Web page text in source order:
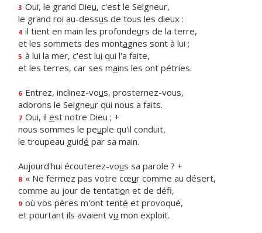
3 Oui, le grand Dieu, c'est le Seigneur,
le grand roi au-dessus de tous les dieux :
4 il tient en main les profondeurs de la terre,
et les sommets des montagnes sont à lui ;
5 à lui la mer, c'est lui qui l'a faite,
et les terres, car ses mains les ont pétries.
6 Entrez, inclinez-vous, prosternez-vous,
adorons le Seigneur qui nous a faits.
7 Oui, il est notre Dieu ; +
nous sommes le peuple qu'il conduit,
le troupeau guidé par sa main.
Aujourd'hui écouterez-vous sa parole ? +
8 « Ne fermez pas votre cœur comme au désert,
comme au jour de tentation et de défi,
9 où vos pères m'ont tenté et provoqué,
et pourtant ils avaient vu mon exploit.